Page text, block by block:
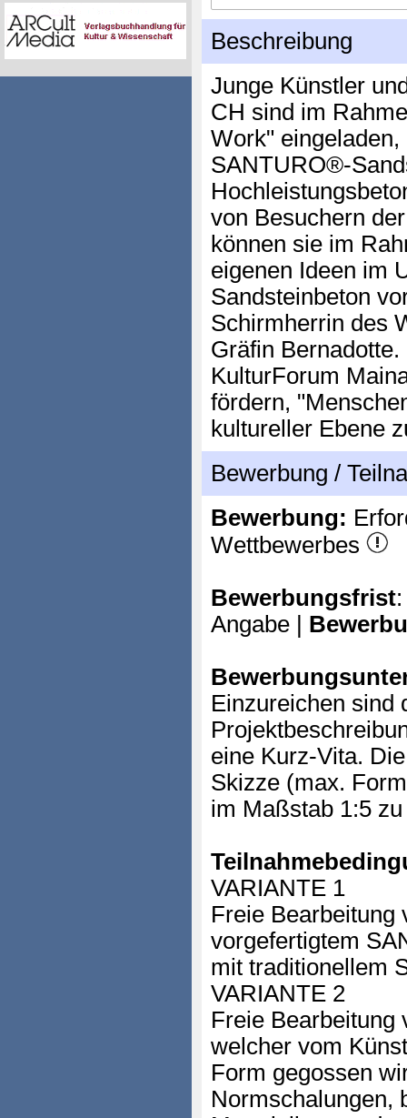
Beschreibung
Junge Künstler
CH sind im
Work"
SANTURO®-
von Besuchern
können sie im
eigenen Ideen im
Sandsteinbeton
Schirmherrin des
Gräfin
KulturForum
fördern,
kultureller Ebene
Bewerbung /
Bewerbung:
Wettbewerbes
Bewerbungsfrist
Angabe |
Einzureichen sind
eine Kurz-Vita.
Skizze (max.
im Maßstab 1:5
VARIANTE 1
Freie Bearbeitung
vorgefertigtem
mit traditionellem
VARIANTE 2
Freie Bearbeitung
welcher vom
Form gegossen
Normschalungen,